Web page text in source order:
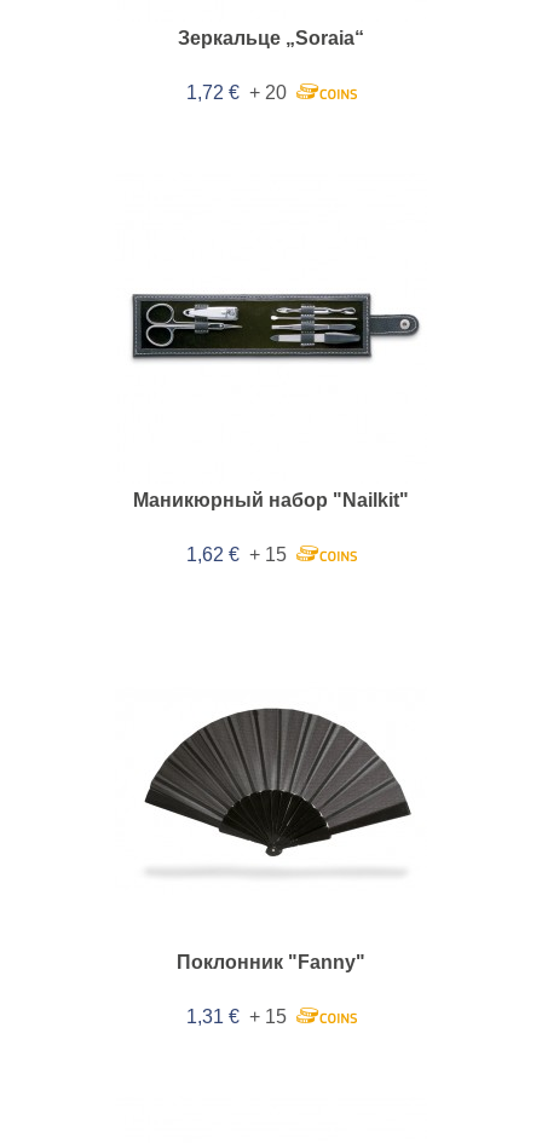
Зеркальце „Soraia“
1,72 € + 20
Маникюрный набор "Nailkit"
1,62 € + 15
Поклонник "Fanny"
1,31 € + 15